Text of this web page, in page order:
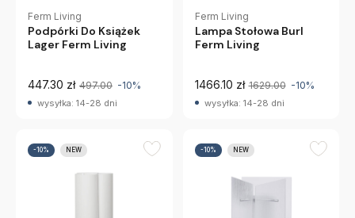
Ferm Living
Podpórki Do Książek
Lager Ferm Living
447.30 zł 497.00 -10%
wysyłka: 14-28 dni
Ferm Living
Lampa Stołowa Burl
Ferm Living
1466.10 zł 1629.00 -10%
wysyłka: 14-28 dni
-10% NEW -10% NEW